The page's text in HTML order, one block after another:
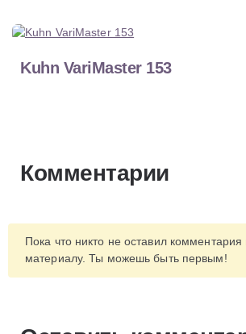
Kuhn VariMaster 153
Комментарии
Пока что никто не оставил комментария
материалу. Ты можешь быть первым!